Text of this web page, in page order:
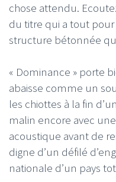
chose attendu.
du titre qui a tout
structure bétonnée
« Dominance » porte
abaisse comme un
les chiottes à la fin
malin encore avec
acoustique avant de
digne d’un défilé
nationale d’un pays